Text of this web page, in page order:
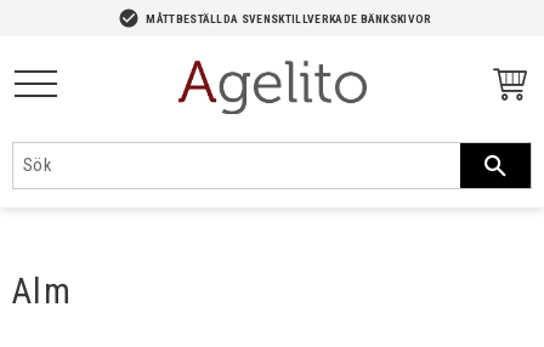
check_circle MÅTTBESTÄLLDA SVENSKTILLVERKADE BÄNKSKIVOR
Alm